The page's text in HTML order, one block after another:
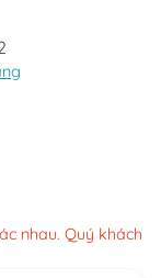
nhau. Quý khách